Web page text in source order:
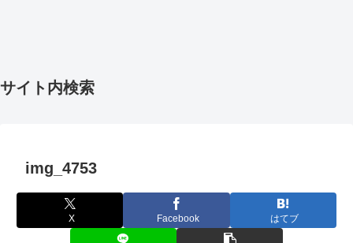
サイト内検索
img_4753
X Facebook はてブ